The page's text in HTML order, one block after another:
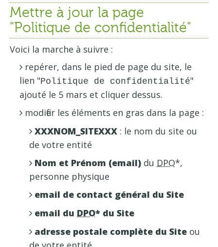
Mettre à jour la page
"Politique de confidentialité"
Voici la marche à suivre :
repérer, dans le pied de page du site, le
lien "Politique de confidentialité"
ajouté le 5 mars et cliquer dessus.
modifier les éléments en gras dans la page :
XXXNOM_SITEXXX : le nom du site ou
de votre entité
Nom et Prénom (email) du DPO*,
personne physique
email de contact général du Site
email du DPO* du Site
adresse postale complète du Site ou